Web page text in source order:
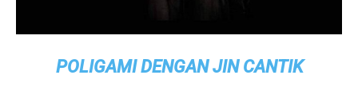
POLIGAMI DENGAN JIN CANTIK